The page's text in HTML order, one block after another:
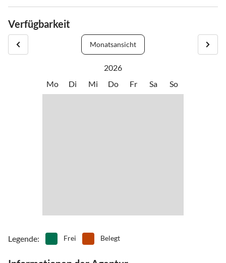
Verfügbarkeit
Monatsansicht
2026
Mo
Di Mi Do Fr Sa So
Legende: Frei Belegt